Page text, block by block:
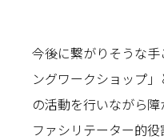
今後に繋がりそうな
ングワークショップ
の活動を行いながら
ファシリテーター的